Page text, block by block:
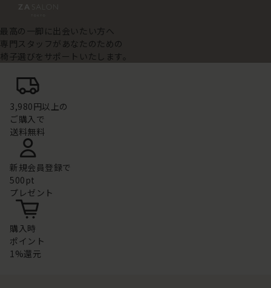
最高の一脚に出会いたい方へ
専門スタッフがあなたのための
椅子選びをサポートいたします。
3,980円以上の
ご購入で
送料無料
新規会員登録で
500pt
プレゼント
購入時
ポイント
1%還元